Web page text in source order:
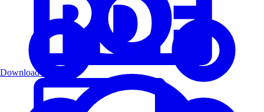
Download PDF